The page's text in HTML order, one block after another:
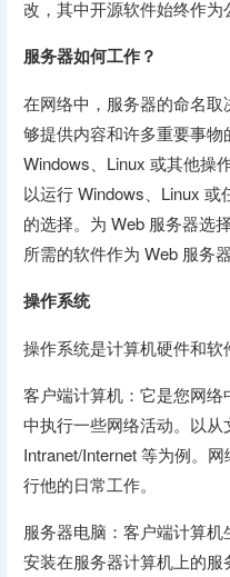
改，其中开源软件始终作为
服务器如何工作？
在网络中，服务器的命名
够提供内容和许多重要事
Windows、Linux 或其他操
以运行 Windows、Linux
的选择。为 Web 服务器选
所需的软件作为 Web 服务器
操作系统
操作系统是计算机硬件和软
客户端计算机：它是您网
中执行一些网络活动。以
Intranet/Internet 等为例。
行他的日常工作。
服务器电脑：客户端计算
安装在服务器计算机上的